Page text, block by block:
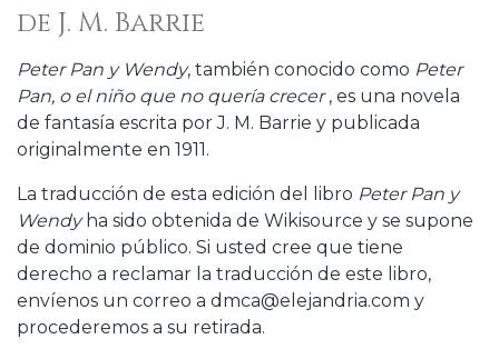
de J. M. Barrie
Peter Pan y Wendy, también conocido como Peter
Pan, o el niño que no quería crecer, es una novela
de fantasía escrita por J. M. Barrie y publicada
originalmente en 1911.
La traducción de esta edición del libro Peter Pan y
Wendyha sido obtenida de Wikisource y se supone
de dominio público. Si usted cree que tiene
derecho a reclamar la traducción de este libro,
envíenos un correo a dmca@elejandria.com y
procederemos a su retirada.